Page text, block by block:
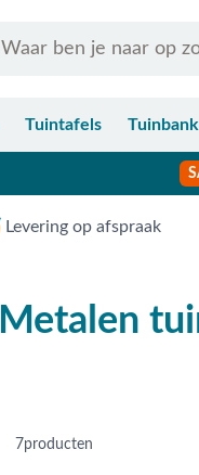
Tuintafels
Levering op afspraak
Metalen
7producten